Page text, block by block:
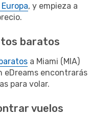
, y empieza a
baratos
a Miami (MIA)
eDreams encontrarás
para volar.
vuelos